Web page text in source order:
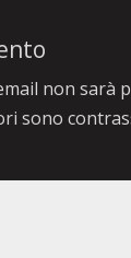
non sarà
sono